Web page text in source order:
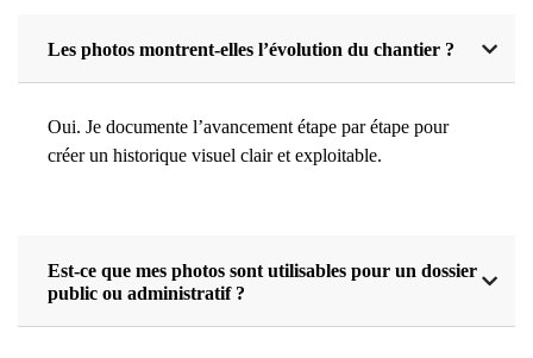
Les photos montrent-elles l’évolution du chantier ?
Oui. Je documente l’avancement étape par étape pour
créer un historique visuel clair et exploitable.
Est-ce que mes photos sont utilisables pour un dossier
public ou administratif ?